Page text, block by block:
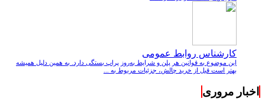
کارشناس روابط عمومی
این موضوع به قوانین هر پلن و شرایط به‌روز پراپ بستگی دارد. به همین دلیل همیشه
بهتر است قبل از خرید چالش، جزئیات مربوط به ...
اخبار مروری